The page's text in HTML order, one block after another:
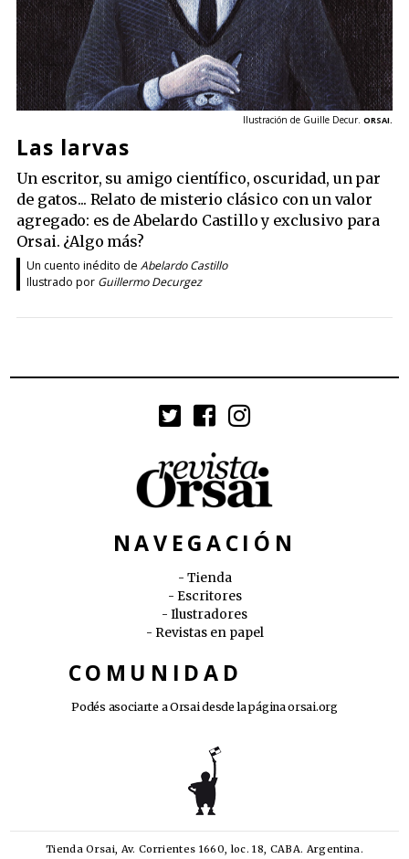
Ilustración de Guille Decur. ORSAI.
Las larvas
Un escritor, su amigo científico, oscuridad, un par
de gatos... Relato de misterio clásico con un valor
agregado: es de Abelardo Castillo y exclusivo para
Orsai. ¿Algo más?
Un cuento inédito de Abelardo Castillo
Ilustrado por Guillermo Decurgez
NAVEGACIÓN
Tienda
Escritores
Ilustradores
Revistas en papel
COMUNIDAD
Podés asociarte a Orsai desde la páginaorsai.org
Tienda Orsai, Av. Corrientes 1660, loc. 18, CABA. Argentina.